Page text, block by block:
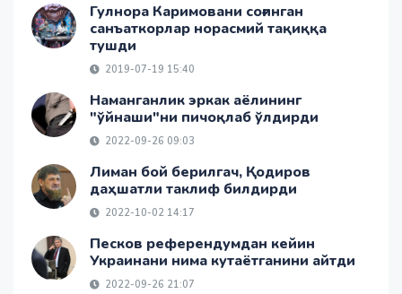
Гулнора Каримовани соғинган
санъаткорлар норасмий тақиққа
тушди
2019-07-19 15:40
Наманганлик эркак аёлининг
"ўйнаши"ни пичоқлаб ўлдирди
2022-09-26 09:03
Лиман бой берилгач, Қодиров
даҳшатли таклиф билдирди
2022-10-02 14:17
Песков референдумдан кейин
Украинани нима кутаётганини айтди
2022-09-26 21:07